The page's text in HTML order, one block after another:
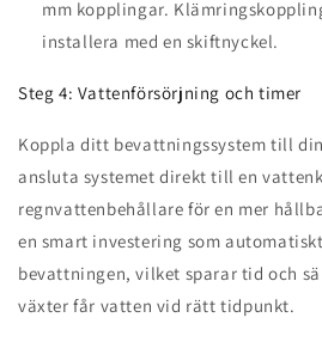
mm kopplingar.
installera med en skiftnyckel.
Steg 4: Vattenförsörjning och timer
Koppla ditt bevattningssystem till
ansluta systemet direkt till en
regnvattenbehållare för en mer
en smart investering som
bevattningen, vilket sparar tid och
växter får vatten vid rätt tidpunkt.